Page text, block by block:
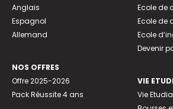
Anglais
Espagnol
Allemand
NOS OFFRES
Offre 2025-2026
Pack Réussite 4 ans
Ecole de
Ecole de
Ecole
Devenir
VIE
Vie